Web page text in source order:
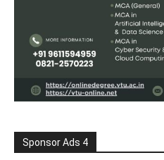
Sponsor Ads 4